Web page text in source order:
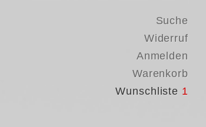
Suche
Widerruf
Anmelden
Warenkorb
Wunschliste 1